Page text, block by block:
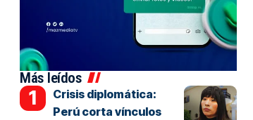
Más leídos
Crisis diplomática:
Perú corta vínculos